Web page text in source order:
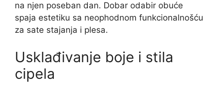
na njen poseban dan. Dobar odabir obuće
spaja estetiku sa neophodnom funkcionalnošću
za sate stajanja i plesa.
Usklađivanje boje i stila
cipela